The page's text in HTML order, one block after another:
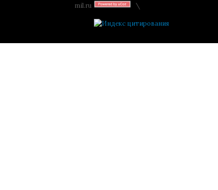
mil.ru